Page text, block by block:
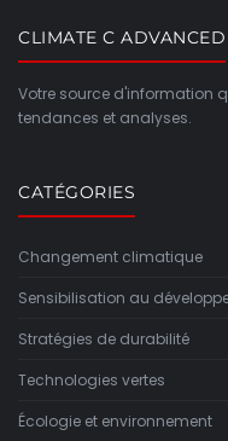
CLIMATE C ADVANCED
Votre source d'information
tendances et analyses.
CATÉGORIES
Changement climatique
Sensibilisation au
Stratégies de durabilité
Technologies vertes
Écologie et environnement